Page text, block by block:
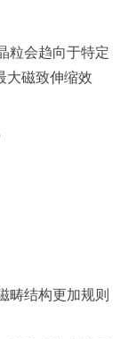
粒会趋向于特定
大磁致伸缩效
畴结构更加规则